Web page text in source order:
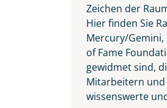
angesagten DJ-
Zeichen der
Hier finden Sie
Mercury/Gemini,
of Fame
gewidmet sind,
Mitarbeitern und
wissenswerte
Vorname
E-Mail*